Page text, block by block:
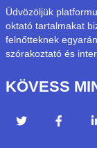
Üdvözöljük
oktató tartalmakat
felnőtteknek
szórakoztató és
KÖVESS